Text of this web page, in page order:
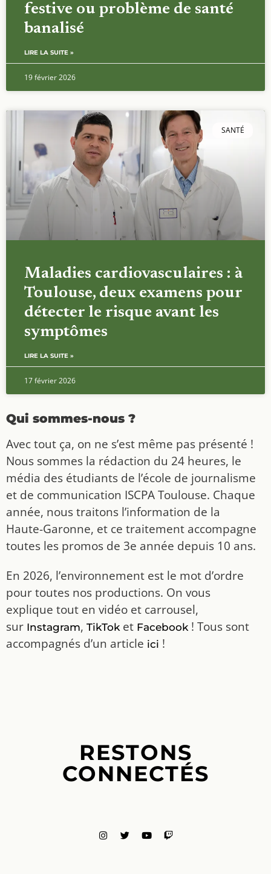
festive ou problème de santé
banalisé
LIRE LA SUITE »
19 février 2026
SANTÉ
Maladies cardiovasculaires : à
Toulouse, deux examens pour
détecter le risque avant les
symptômes
LIRE LA SUITE »
17 février 2026
Qui sommes-nous ?
Avec tout ça, on ne s’est même pas présenté !
Nous sommes la rédaction du 24 heures, le
média des étudiants de l’école de journalisme
et de communication ISCPA Toulouse. Chaque
année, nous traitons l’information de la
Haute-Garonne, et ce traitement accompagne
toutes les promos de 3e année depuis 10 ans.
En 2026, l’environnement est le mot d’ordre
pour toutes nos productions. On vous
explique tout en vidéo et carrousel,
sur Instagram, TikToket Facebook! Tous sont
accompagnés d’un article ici !
RESTONS
CONNECTÉS